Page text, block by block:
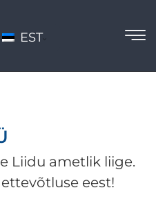
EST
Liidu ametlik liige.
eest!